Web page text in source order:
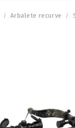
sageti
Arbalete recurve